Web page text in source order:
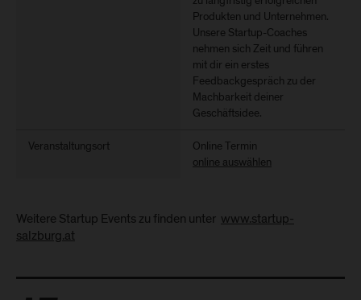
Produkten und Unternehmen.
Unsere Startup-Coaches
nehmen sich Zeit und führen
mit dir ein erstes
Feedbackgespräch zu der
Machbarkeit deiner
Geschäftsidee.
Veranstaltungsort
Online Termin
online auswählen
Weitere Startup Events zu finden unter www.startup-
salzburg.at